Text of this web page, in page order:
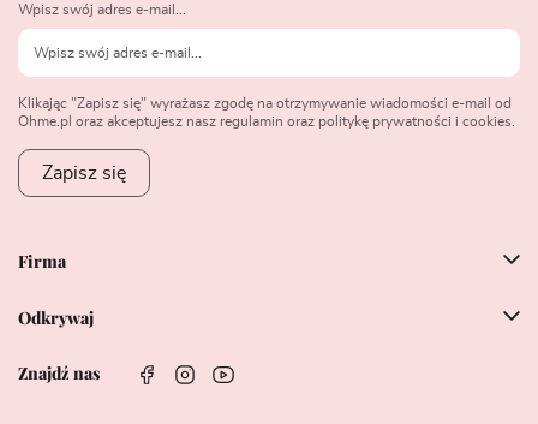
Firma
Odkrywaj
Znajdź nas
Wpisz swój adres e-mail...
Klikając "Zapisz się" wyrażasz zgodę na otrzymywanie wiadomości e-mail od
Ohme.pl oraz akceptujesz nasz regulamin oraz politykę prywatności i cookies.
Zapisz się